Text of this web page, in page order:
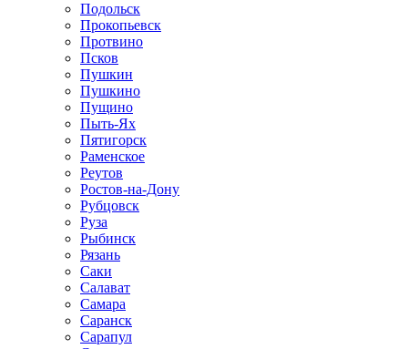
Подольск
Прокопьевск
Протвино
Псков
Пушкин
Пушкино
Пущино
Пыть-Ях
Пятигорск
Раменское
Реутов
Ростов-на-Дону
Рубцовск
Руза
Рыбинск
Рязань
Саки
Салават
Самара
Саранск
Сарапул